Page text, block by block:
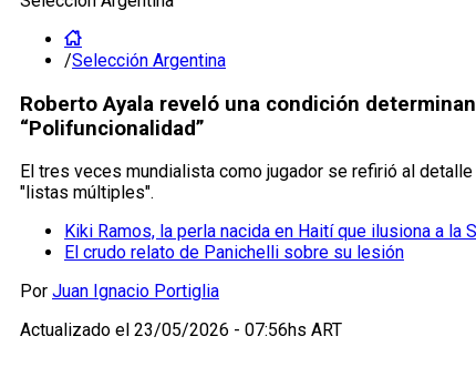
/Selección Argentina
Roberto Ayala reveló una condición
“Polifuncionalidad”
El tres veces mundialista como jugador se refirió al
"listas múltiples".
Kiki Ramos, la perla nacida en Haití que ilusiona a
El crudo relato de Panichelli sobre su lesión
Por Juan Ignacio Portiglia
Actualizado el 23/05/2026 - 07:56hs ART